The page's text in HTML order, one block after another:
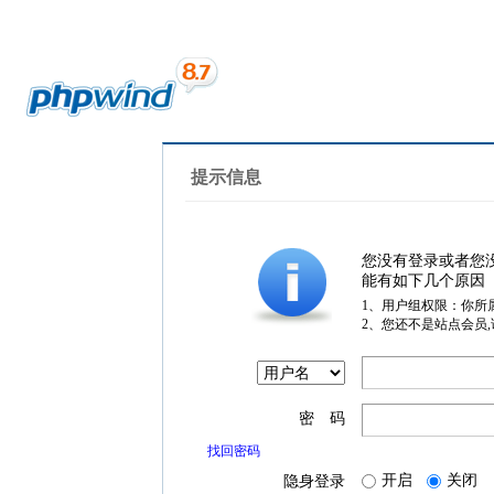
提示信息
您没有登录或者您
能有如下几个原因
1、用户组权限：你所
2、您还不是站点会员
密 码
找回密码
隐身登录 开启 关闭